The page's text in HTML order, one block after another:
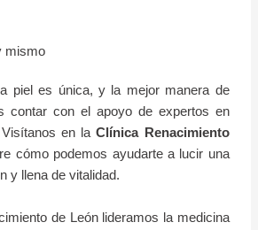
mismo
piel es única, y la mejor manera de
contar con el apoyo de expertos en
Visítanos en laClínica Renacimiento
cómo podemos ayudarte a lucir una
y llena de vitalidad.
de León lideramos la medicina